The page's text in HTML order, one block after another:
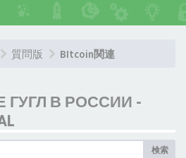
質問版 BItcoin関連
В РОССИИ -
検索